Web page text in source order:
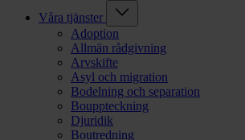
Våra tjänster
Adoption
Allmän rådgivning
Arvskifte
Asyl och migration
Bodelning och separation
Bouppteckning
Djuridik
Boutredning